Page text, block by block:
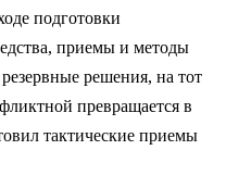
подготовки
приемы и методы
решения, на тот
превращается в
тактические приемы